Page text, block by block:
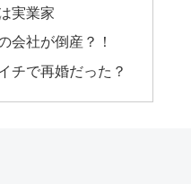
実業家
会社が倒産？！
チで再婚だった？